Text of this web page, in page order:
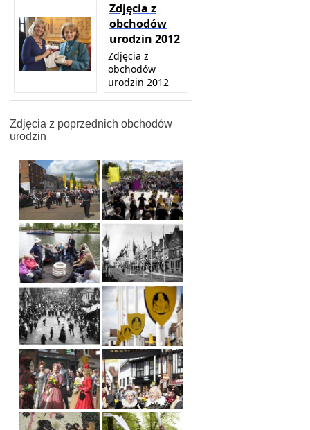
Zdjęcia z
obchodów
urodzin 2012
Zdjęcia z
obchodów
urodzin 2012
Zdjęcia z poprzednich obchodów
urodzin